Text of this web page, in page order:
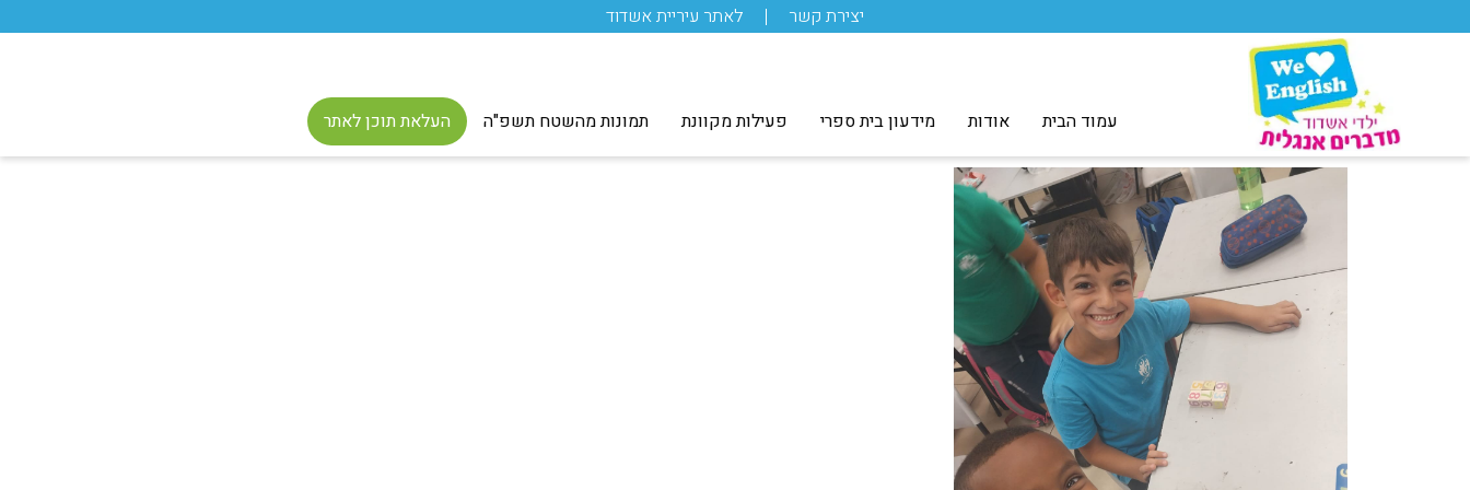
יצירת קשר לאתר עיריית אשדוד
עמוד הבית אודות מידעון בית ספרי פעילות מקוונת תמונות מהשטח תשפ"ה העלאת תוכן לאתר